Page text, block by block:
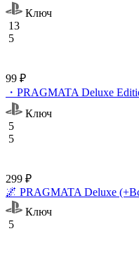
Ключ
13
5
99 ₽
・PRAGMATA Deluxe
Ключ
5
5
299 ₽
🌌 PRAGMATA Deluxe
Ключ
5